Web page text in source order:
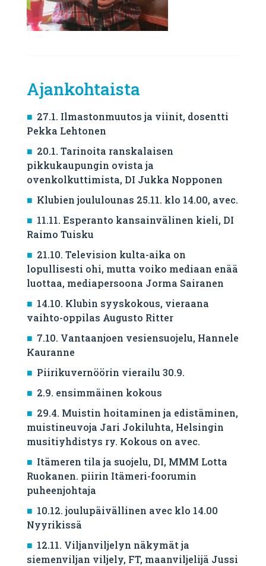
Ajankohtaista
27.1. Ilmastonmuutos ja viinit, dosentti
Pekka Lehtonen
20.1. Tarinoita ranskalaisen
pikkukaupungin ovista ja
ovenkolkuttimista, DI Jukka Nopponen
Klubien joululounas 25.11. klo 14.00, avec.
11.11. Esperanto kansainvälinen kieli, DI
Raimo Tuisku
21.10. Television kulta-aika on
lopullisesti ohi, mutta voiko mediaan enää
luottaa, mediapersoona Jorma Sairanen
14.10. Klubin syyskokous, vieraana
vaihto-oppilas Augusto Ritter
7.10. Vantaanjoen vesiensuojelu, Hannele
Kauranne
Piirikuvernöörin vierailu 30.9.
2.9. ensimmäinen kokous
29.4. Muistin hoitaminen ja edistäminen,
muistineuvoja Jari Jokiluhta, Helsingin
musitiyhdistys ry. Kokous on avec.
Itämeren tila ja suojelu, DI, MMM Lotta
Ruokanen. piirin Itämeri-foorumin
puheenjohtaja
10.12. joulupäivällinen avec klo 14.00
Nyyrikissä
12.11. Viljanviljelyn näkymät ja
siemenviljan viljely, FT, maanviljelijä Jussi